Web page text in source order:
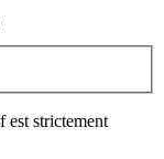
est strictement